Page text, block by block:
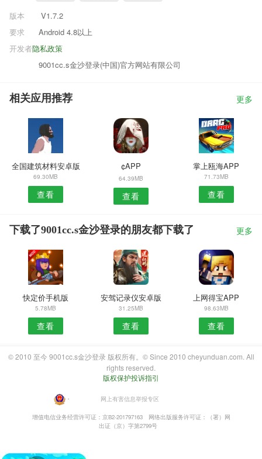
版本
V1.7.2
要求
Android 4.8以上
隐私政策
开发者
9001cc.s金沙登录(中国)官方网站有限公司
相关应用推荐 更多
全国建筑材料安卓版
69.30MB
查看
¢APP
64.39MB
查看
掌上瓯海APP
71.73MB
查看
下载了9001cc.s金沙登录的朋友都下载了 更多
快定价手机版
5.78MB
查看
安驾记录仪安卓版
31.25MB
查看
上网得宝APP
98.63MB
查看
© 2010 至今 9001cc.s金沙登录 版权所有。© Since 2010 cheyunduan.com. All
rights reserved.
版权保护投诉指引
・ 网上有害信息举报专区
增值电信业务经营许可证：京B2-201797163
网络出版服务许可证：（署）网
出证（京）字第2799号